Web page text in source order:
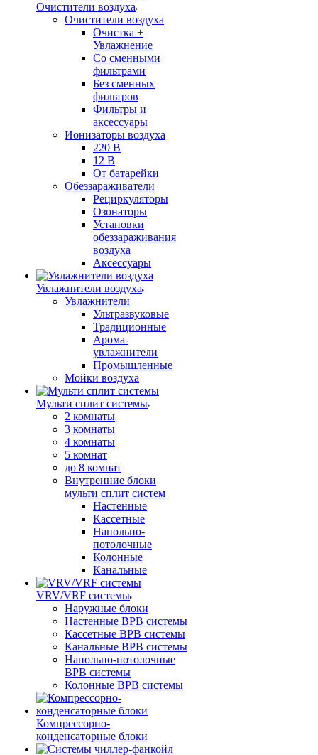
Очистители воздуха
Очистители воздуха
Очистка +
Увлажнение
Cо сменными
фильтрами
Без сменных
фильтров
Фильтры и
аксессуары
Ионизаторы воздуха
220 В
12 В
От батарейки
Обеззараживатели
Рециркуляторы
Озонаторы
Установки
обеззараживания
воздуха
Аксессуары
Увлажнители воздуха
Увлажнители
Ультразвуковые
Традиционные
Арома-
увлажнители
Промышленные
Мойки воздуха
Мульти сплит системы
2 комнаты
3 комнаты
4 комнаты
5 комнат
до 8 комнат
Внутренние блоки
мульти сплит систем
Настенные
Кассетные
Напольно-
потолочные
Колонные
Канальные
VRV/VRF системы
Наружные блоки
Настенные ВРВ системы
Кассетные ВРВ системы
Канальные ВРВ системы
Напольно-потолочные
ВРВ системы
Колонные ВРВ системы
Компрессорно-
конденсаторные блоки